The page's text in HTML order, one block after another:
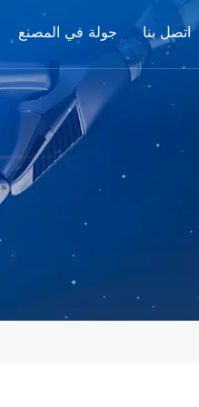
جولة في المصنع اتصل بنا